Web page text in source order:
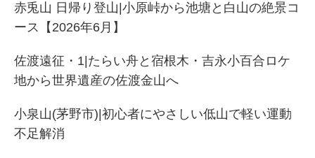
赤兎山 日帰り登山|小原峠から池塘と白山の絶景コ
ース【2026年6月】
佐渡遠征・1|たらい舟と宿根木・吉永小百合ロケ
地から世界遺産の佐渡金山へ
小泉山(茅野市)|初心者にやさしい低山で軽い運動
不足解消